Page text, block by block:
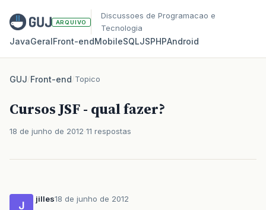
ARQUIVO
Discussoes de Programacao e
Tecnologia
JavaGeralFront‑endMobileSQLJSPHPAndroid
GUJ/Front-end/Topico
Cursos JSF - qual fazer?
18 de junho de 2012 11 respostas
J
jilles18 de junho de 2012